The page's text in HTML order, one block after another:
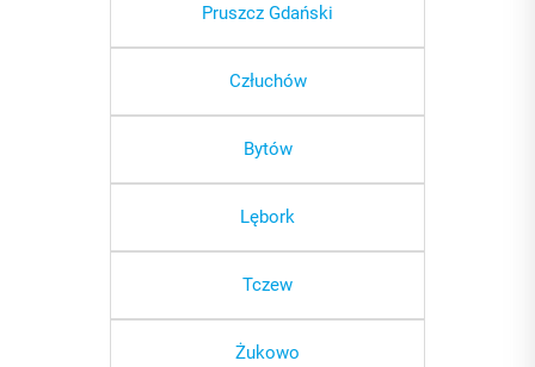
Pruszcz Gdański
Człuchów
Bytów
Lębork
Tczew
Żukowo